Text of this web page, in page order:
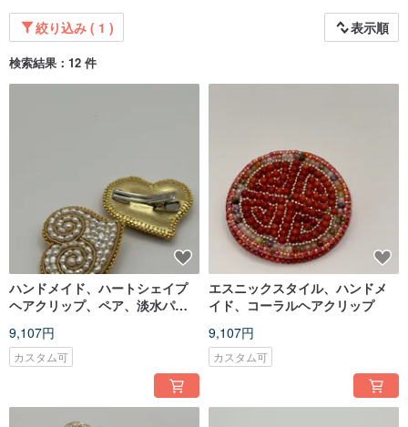
絞り込み ( 1 ) 表示順
検索結果：12 件
ハンドメイド、ハートシェイプ
ヘアクリップ、ペア、淡水パー
9,107円
カスタム可
エスニックスタイル、ハンドメ
イド、コーラルヘアクリップ
9,107円
カスタム可